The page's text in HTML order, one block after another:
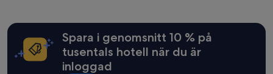
Spara i genomsnitt 10 % på
tusentals hotell när du är
inloggad